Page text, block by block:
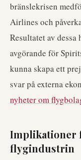
bränslekrisen
Airlines och
Resultatet av
avgörande för
kunna skapa ett
svar på externa
nyheter om
Implikationer
flygindustrin